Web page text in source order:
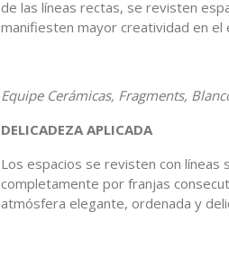
de las líneas rectas, se revisten
manifiesten mayor creatividad en el
Equipe Cerámicas, Fragments,
DELICADEZA APLICADA
Los espacios se revisten con
completamente por franjas
atmósfera elegante, ordenada y